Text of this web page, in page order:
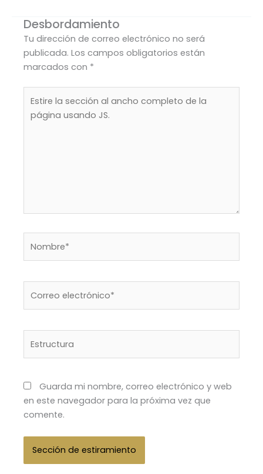
Desbordamiento
Tu dirección de correo electrónico no será
publicada. Los campos obligatorios están
marcados con *
sección
JS.
electrónico*
Guarda mi nombre, correo electrónico y web
en este navegador para la próxima vez que
comente.